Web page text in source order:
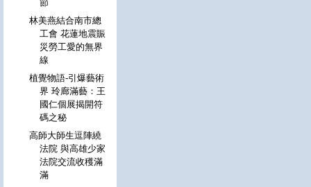
節
林美燕結合南市總
工會 花蓮地震賑
災勞工愛的無界
線
植覺物語-引爆藝術
界 玲廊滿藝：王
國仁個展揭開符
碼之秘
高師大師生逗陣繞
法院 與高雄少家
法院交流收穫滿
滿